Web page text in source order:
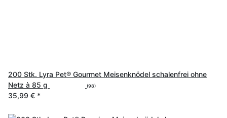
200 Stk. Lyra Pet® Gourmet Meisenknödel schalenfrei ohne
Netz à 85 g
(98)
35,99 € *